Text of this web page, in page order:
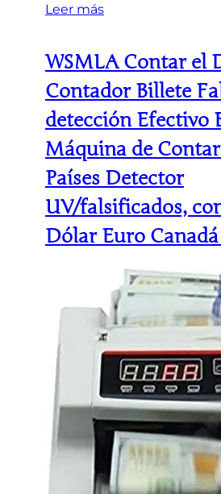
Leer más
WSMLA Contar el
Contador Billete
detección Efectivo
Máquina de
Países Detector
UV/falsificados,
Dólar Euro